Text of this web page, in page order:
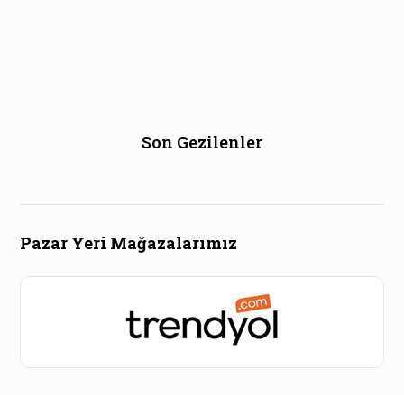
Son Gezilenler
Pazar Yeri Mağazalarımız